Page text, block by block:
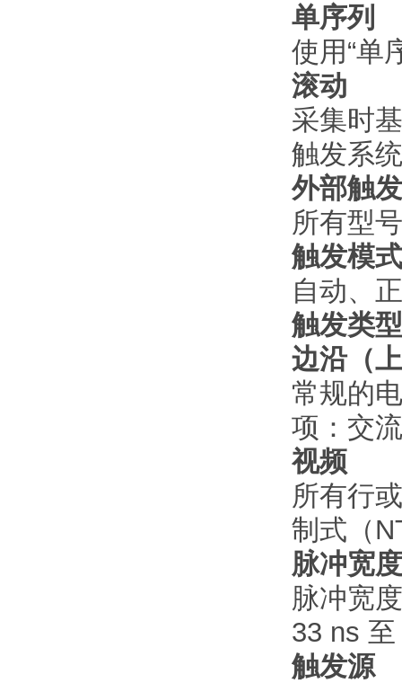
单序列
使用“单
滚动
采集时
触发系统
外部触
所有型
触发模式
自动、
触发类型
边沿（
常规的
项：交
视频
所有行
制式（
脉冲宽
脉冲宽
33 ns
触发源